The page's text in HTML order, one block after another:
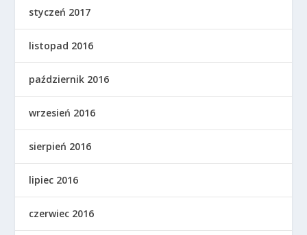
styczeń 2017
listopad 2016
październik 2016
wrzesień 2016
sierpień 2016
lipiec 2016
czerwiec 2016